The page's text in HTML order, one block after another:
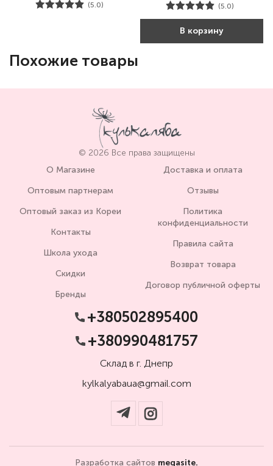
(5.0) (5.0)
В корзину
Похожие товары
© 2026 Все права защищены
О Магазине
Оптовым партнерам
Оптовый заказ из Кореи
Контакты
Школа ухода
Скидки
Бренды
Доставка и оплата
Отзывы
Политика
конфиденциальности
Правила сайта
Возврат товара
Договор публичной оферты
+380502895400
+380990481757
Склад в г. Днепр
kylkalyabaua@gmail.com
Разработка сайтов megasite.